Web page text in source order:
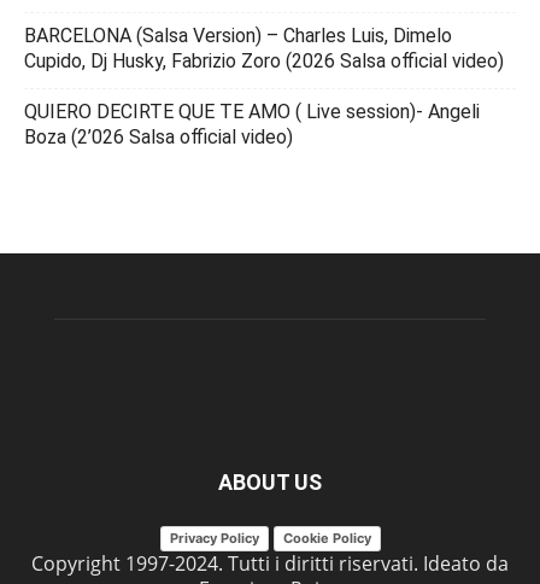
BARCELONA (Salsa Version) – Charles Luis, Dimelo
Cupido, Dj Husky, Fabrizio Zoro (2026 Salsa official video)
QUIERO DECIRTE QUE TE AMO ( Live session)- Angeli
Boza (2’026 Salsa official video)
ABOUT US
Privacy Policy Cookie Policy
Copyright 1997-2024. Tutti i diritti riservati. Ideato da